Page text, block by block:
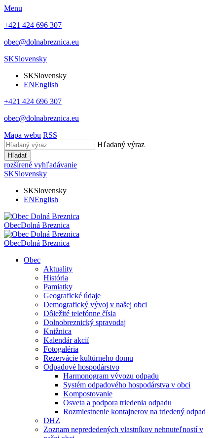
Menu
+421 424 696 307
obec@dolnabreznica.eu
SKSlovensky
SKSlovensky
ENEnglish
+421 424 696 307
obec@dolnabreznica.eu
Mapa webu RSS
Hľadaný výraz
Hľadať
rozšírené vyhľadávanie
SKSlovensky
SKSlovensky
ENEnglish
ObecDolná Breznica
ObecDolná Breznica
Obec
Aktuality
História
Pamiatky
Geografické údaje
Demografický vývoj v našej obci
Dôležité telefónne čísla
Dolnobreznický spravodaj
Knižnica
Kalendár akcií
Fotogaléria
Rezervácie kultúrneho domu
Odpadové hospodárstvo
Harmonogram vývozu odpadu
Systém odpadového hospodárstva v obci
Kompostovanie
Osveta a podpora triedenia odpadu
Rozmiestnenie kontajnerov na triedený odpad
DHZ
Zoznam neprededených vlastníkov nehnuteľností v